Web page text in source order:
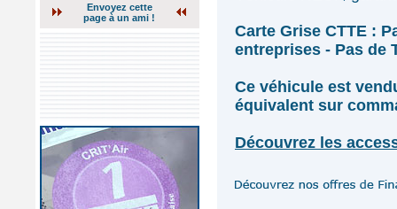
Envoyez cette
page à un ami !
Carte Grise CTTE :
entreprises - Pas de
Ce véhicule est
équivalent sur
Découvrez les